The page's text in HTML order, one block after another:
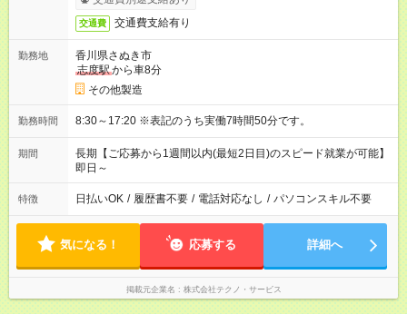
交通費 交通費支給有り
勤務地
香川県さぬき市
志度駅から車8分
その他製造
勤務時間 8:30～17:20 ※表記のうち実働7時間50分です。
期間
長期【ご応募から1週間以内(最短2日目)のスピード就業が可能】
即日～
特徴 日払いOK / 履歴書不要 / 電話対応なし / パソコンスキル不要
気になる！ 応募する 詳細へ
掲載元企業名 株式会社テクノ・サービス